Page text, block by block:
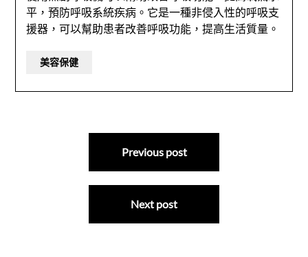
平，預防呼吸系統疾病。它是一種非侵入性的呼吸支
援器，可以幫助患者改善呼吸功能，提高生活質量。
美容保健
Previous post
Next post